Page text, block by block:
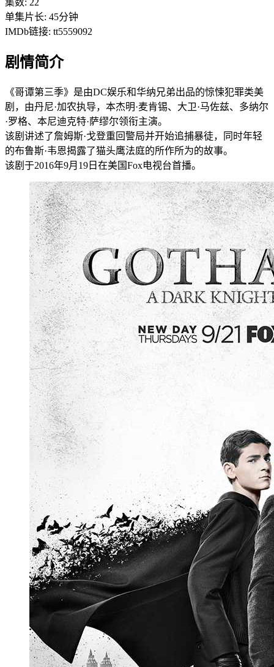
单集片长: 45分钟
IMDb链接: tt5559092
剧情简介
《哥谭第三季》是由DC娱乐和华纳兄弟出品的惊悚犯罪类美
剧，由丹尼·加农执导，本杰明·麦肯锡、大卫·马佐兹、多纳尔
·罗格、本尼迪克特·萨缪尔领衔主演。
该剧讲述了詹姆斯·戈登重回警局并开始追捕暴徒，同时年轻
的布鲁斯·韦恩揭露了猫头鹰法庭的所作所为的故事。
该剧于2016年9月19日在美国Fox电视台首播。